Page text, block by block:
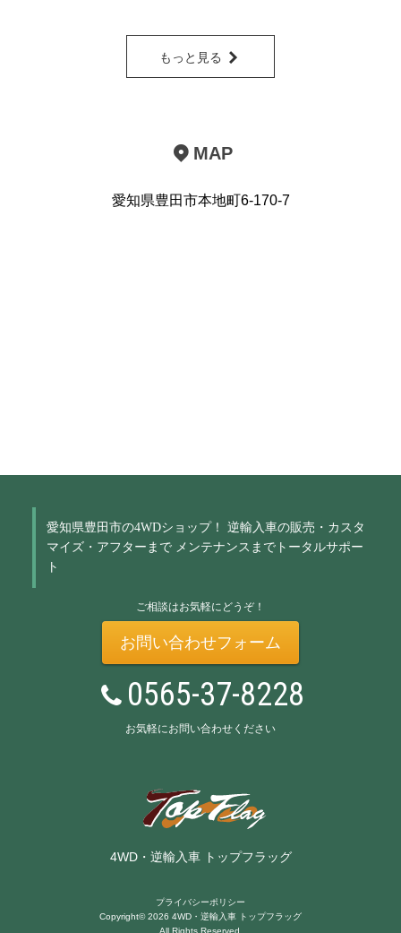
もっと見る
MAP
愛知県豊田市本地町6-170-7
愛知県豊田市の4WDショップ！
逆輸入車の販売・カスタ
マイズ・アフターまで メンテナンスまでトータルサポー
ト
ご相談はお気軽にどうぞ！
お問い合わせフォーム
0565-37-8228
お気軽にお問い合わせください
4WD・逆輸入車 トップフラッグ
プライバシーポリシー
Copyright© 2026 4WD・逆輸入車 トップフラッグ